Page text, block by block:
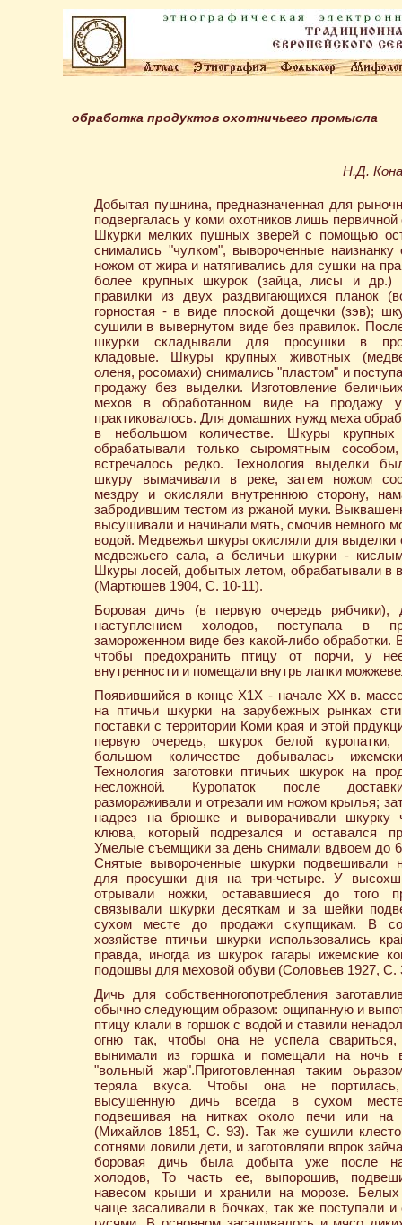
обработка продуктов охотничьего промысла
Н.Д.
Добытая пушнина, предназначенная для
подвергалась у коми охотников лишь первичной
Шкурки мелких пушных зверей с помощью
снимались "чулком", вывороченные наизнанку
ножом от жира и натягивались для сушки на
более крупных шкурок (зайца, лисы и др.)
правилки из двух раздвигающихся планок
горностая - в виде плоской дощечки (зэв);
сушили в вывернутом виде без правилок.
шкурки складывали для просушки в
кладовые. Шкуры крупных животных
оленя, росомахи) снимались "пластом" и
продажу без выделки. Изготовление
мехов в обработанном виде на продажу
практиковалось. Для домашних нужд меха
в небольшом количестве. Шкуры крупных
обрабатывали только сыромятным
встречалось редко. Технология выделки
шкуру вымачивали в реке, затем ножом
мездру и окисляли внутреннюю сторону,
забродившим тестом из ржаной муки.
высушивали и начинали мять, смочив немного
водой. Медвежьи шкуры окисляли для
медвежьего сала, а беличьи шкурки -
Шкуры лосей, добытых летом, обрабатывали в
(Мартюшев 1904, С. 10-11).
Боровая дичь (в первую очередь рябчики),
наступлением холодов, поступала в
замороженном виде без какой-либо обработки.
чтобы предохранить птицу от порчи, у
внутренности и помещали внутрь лапки
Появившийся в конце Х1Х - начале ХХ в.
на птичьи шкурки на зарубежных рынках
поставки с территории Коми края и этой
первую очередь, шкурок белой куропатки,
большом количестве добывалась
Технология заготовки птичьих шкурок на
несложной. Куропаток после
размораживали и отрезали им ножом крылья;
надрез на брюшке и выворачивали шкурку
клюва, который подрезался и оставался
Умелые съемщики за день снимали вдвоем до
Снятые вывороченные шкурки подвешивали
для просушки дня на три-четыре. У
отрывали ножки, остававшиеся до того
связывали шкурки десяткам и за шейки
сухом месте до продажи скупщикам. В
хозяйстве птичьи шкурки использовались
правда, иногда из шкурок гагары ижемские
подошвы для меховой обуви (Соловьев 1927, С.
Дичь для собственногопотребления
обычно следующим образом: ощипанную и
птицу клали в горшок с водой и ставили
огню так, чтобы она не успела
вынимали из горшка и помещали на ночь
"вольный жар".Приготовленная таким
теряла вкуса. Чтобы она не
высушенную дичь всегда в сухом
подвешивая на нитках около печи или на
(Михайлов 1851, С. 93). Так же сушили
сотнями ловили дети, и заготовляли впрок
боровая дичь была добыта уже после
холодов, То часть ее, выпорошив,
навесом крыши и хранили на морозе. Белых
чаще засаливали в бочках, так же поступали